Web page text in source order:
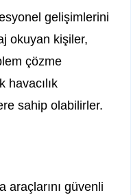
gelişimlerini
okuyan kişiler,
çözme
havacılık
sahip olabilirler.
araçlarını güvenli